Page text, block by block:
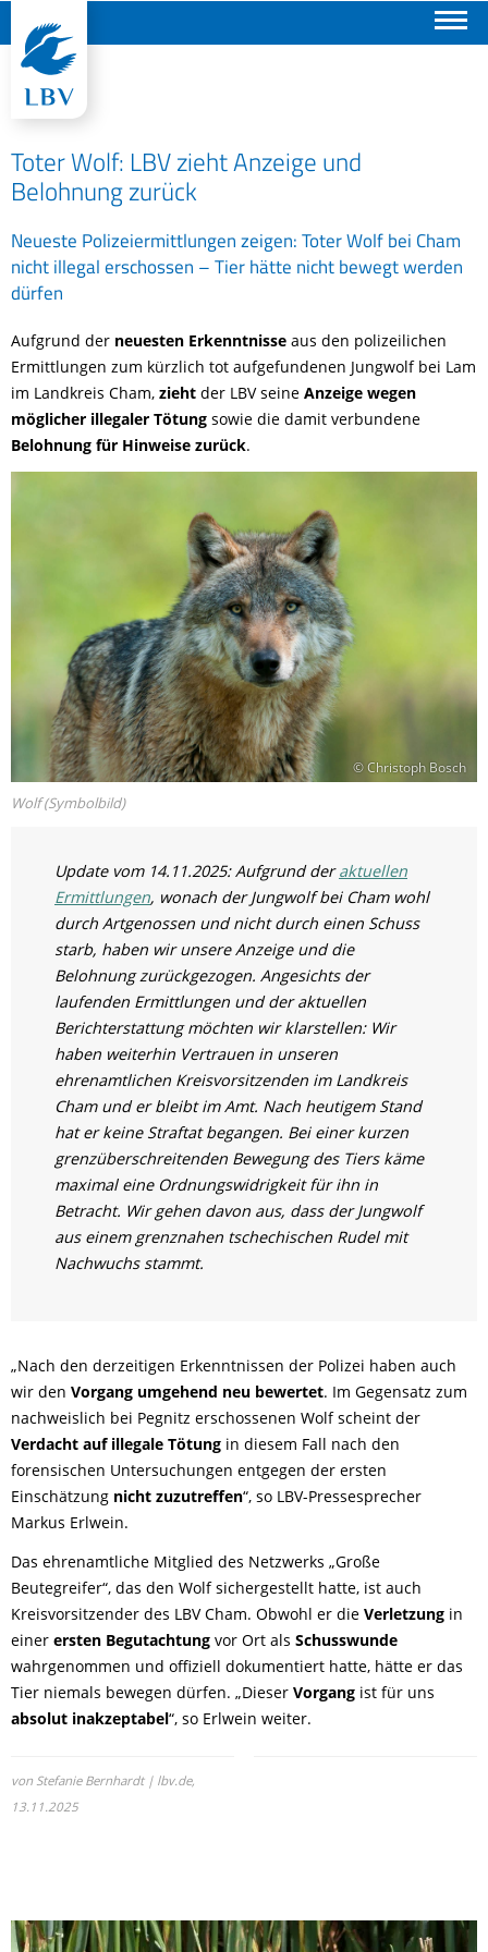
Toter Wolf: LBV zieht Anzeige und
Belohnung zurück
Neueste Polizeiermittlungen zeigen: Toter Wolf bei Cham
nicht illegal erschossen – Tier hätte nicht bewegt werden
dürfen
Aufgrund der neuesten Erkenntnisse aus den polizeilichen
Ermittlungen zum kürzlich tot aufgefundenen Jungwolf bei Lam
im Landkreis Cham, zieht der LBV seine Anzeige wegen
möglicher illegaler Tötung sowie die damit verbundene
Belohnung für Hinweise zurück.
© Christoph Bosch
Wolf (Symbolbild)
Update vom 14.11.2025: Aufgrund deraktuellen
Ermittlungen, wonach der Jungwolf bei Cham wohl
durch Artgenossen und nicht durch einen Schuss
starb, haben wir unsere Anzeige und die
Belohnung zurückgezogen. Angesichts der
laufenden Ermittlungen und der aktuellen
Berichterstattung möchten wir klarstellen: Wir
haben weiterhin Vertrauen in unseren
ehrenamtlichen Kreisvorsitzenden im Landkreis
Cham und er bleibt im Amt. Nach heutigem Stand
hat er keine Straftat begangen. Bei einer kurzen
grenzüberschreitenden Bewegung des Tiers käme
maximal eine Ordnungswidrigkeit für ihn in
Betracht. Wir gehen davon aus, dass der Jungwolf
aus einem grenznahen tschechischen Rudel mit
Nachwuchs stammt.
„Nach den derzeitigen Erkenntnissen der Polizei haben auch
wir den Vorgang umgehend neu bewertet. Im Gegensatz zum
nachweislich bei Pegnitz erschossenen Wolf scheint der
Verdacht auf illegale Tötung in diesem Fall nach den
forensischen Untersuchungen entgegen der ersten
Einschätzung nicht zuzutreffen“, so LBV-Pressesprecher
Markus Erlwein.
Das ehrenamtliche Mitglied des Netzwerks „Große
Beutegreifer“, das den Wolf sichergestellt hatte, ist auch
Kreisvorsitzender des LBV Cham. Obwohl er die Verletzung in
einer ersten Begutachtung vor Ort als Schusswunde
wahrgenommen und offiziell dokumentiert hatte, hätte er das
Tier niemals bewegen dürfen. „Dieser Vorgang ist für uns
absolut inakzeptabel“, so Erlwein weiter.
von Stefanie Bernhardt | lbv.de,
13.11.2025